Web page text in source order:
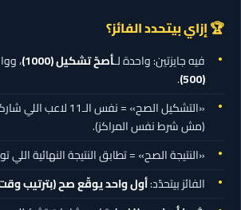
🏆 إزاي بيتحدد الفائز؟
فيه جايزتين: واحدة لـأصحّ تشكيل(1000) ،
(500)
.
«التشكيل الصح» = نفس
(مش شرط نفس المراكز).
«النتيجة الصح» = تطابق النتيجة النهائية اللي
الفائز بيتحدّد:أول واحد يوقّع صح (بترتيب